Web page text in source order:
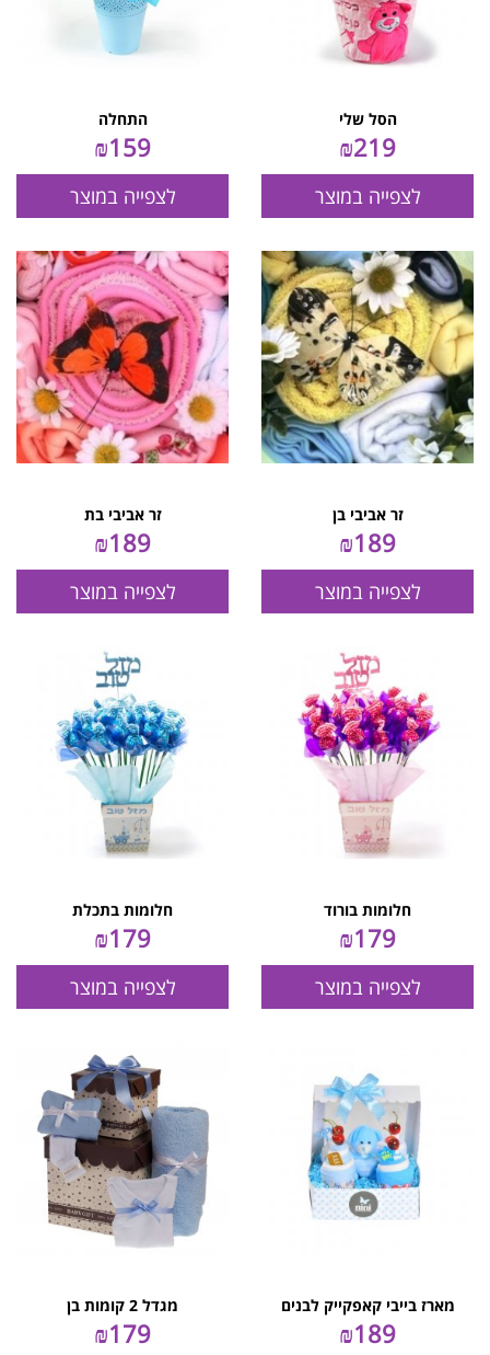
הסל שלי
₪219
לצפייה במוצר
התחלה
₪159
לצפייה במוצר
זר אביבי בן
₪189
לצפייה במוצר
זר אביבי בת
₪189
לצפייה במוצר
חלומות בורוד
₪179
לצפייה במוצר
חלומות בתכלת
₪179
לצפייה במוצר
מארז בייבי קאפקייק לבנים
₪189
מגדל 2 קומות בן
₪179